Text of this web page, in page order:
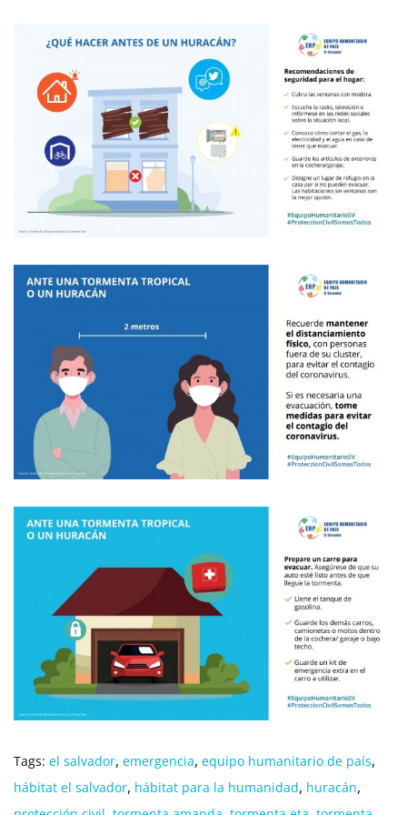
Tags: el salvador, emergencia, equipo humanitario de país,
hábitat el salvador, hábitat para la humanidad, huracán,